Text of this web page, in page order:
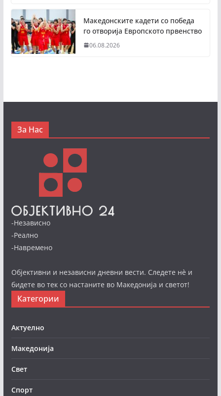
Македонските кадети со победа
го отворија Европското првенство
06.08.2026
За Нас
-Независно
-Реално
-Навремено
Објективни и независни дневни вести. Следете нè и
бидете во тек со настаните во Македонија и светот!
Категории
Актуелно
Македонија
Свет
Спорт